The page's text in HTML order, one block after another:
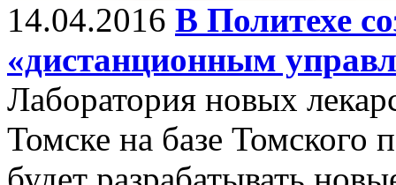
14.04.2016 В Политехе
«дистанционным
Лаборатория новых
Томске на базе Томского